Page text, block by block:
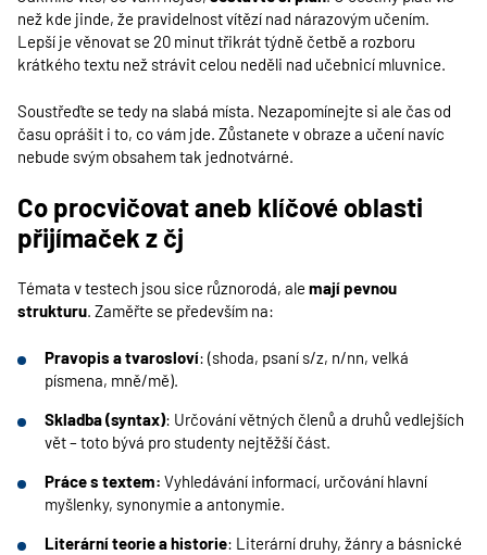
než kde jinde, že pravidelnost vítězí nad nárazovým učením.
Lepší je věnovat se 20 minut třikrát týdně četbě a rozboru
krátkého textu než strávit celou neděli nad učebnicí mluvnice.
Soustřeďte se tedy na slabá místa. Nezapomínejte si ale čas od
času oprášit i to, co vám jde. Zůstanete v obraze a učení navíc
nebude svým obsahem tak jednotvárné.
Co procvičovat aneb klíčové oblasti
přijímaček z čj
Témata v testech jsou sice různorodá, ale mají pevnou
strukturu. Zaměřte se především na:
Pravopis a tvarosloví: (shoda, psaní s/z, n/nn, velká
písmena, mně/mě).
Skladba (syntax): Určování větných členů a druhů vedlejších
vět – toto bývá pro studenty nejtěžší část.
Práce s textem: Vyhledávání informací, určování hlavní
myšlenky, synonymie a antonymie.
Literární teorie a historie: Literární druhy, žánry a básnické